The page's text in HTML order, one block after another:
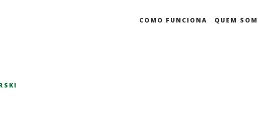
COMO FUNCIONA QUEM